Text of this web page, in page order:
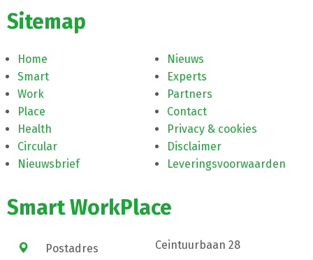
Sitemap
Home
Smart
Work
Place
Health
Circular
Nieuwsbrief
Nieuws
Experts
Partners
Contact
Privacy & cookies
Disclaimer
Leveringsvoorwaarden
Smart WorkPlace
Postadres
Ceintuurbaan 28